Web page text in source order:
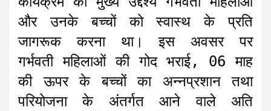
और उनके बच्चों को स्वास्थ के प्रति
जागरूक करना था। इस अवसर पर
गर्भवती महिलाओं की गोद भराई, 06 माह
की ऊपर के बच्चों का अन्नप्रशान तथा
परियोजना के अंतर्गत आने वाले अति